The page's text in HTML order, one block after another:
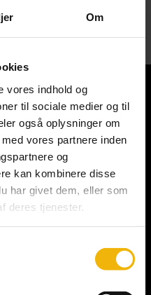
Om
vores indhold og
til sociale medier og til
også oplysninger om
vores partnere inden
og
kan kombinere disse
har givet dem, eller som
deres tjenester.